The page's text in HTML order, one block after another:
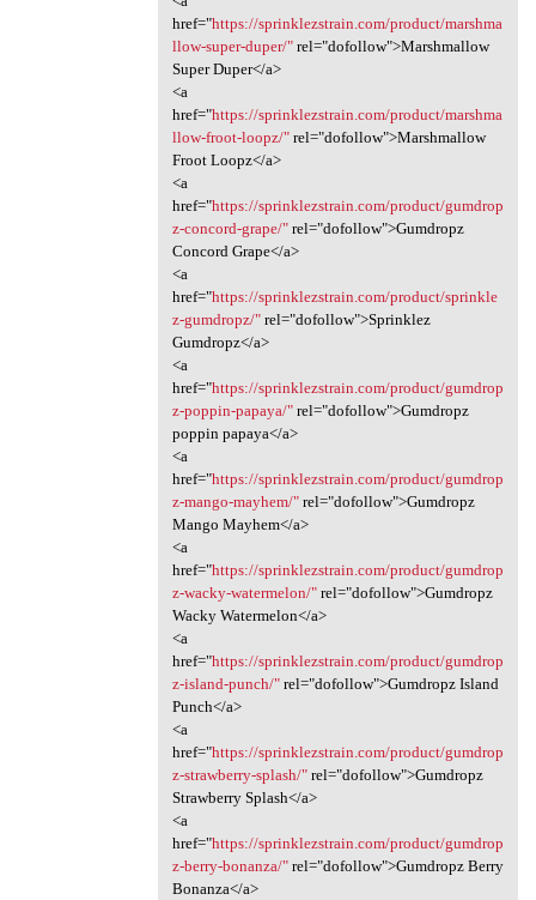
href="https://sprinklezstrain.com/product/marshma
llow-super-duper/"rel="dofollow">Marshmallow
Super Duper</a>
<a
href="https://sprinklezstrain.com/product/marshma
llow-froot-loopz/"rel="dofollow">Marshmallow
Froot Loopz</a>
<a
href="https://sprinklezstrain.com/product/gumdrop
z-concord-grape/"rel="dofollow">Gumdropz
Concord Grape</a>
<a
href="https://sprinklezstrain.com/product/sprinkle
z-gumdropz/"rel="dofollow">Sprinklez
Gumdropz</a>
<a
href="https://sprinklezstrain.com/product/gumdrop
z-poppin-papaya/"rel="dofollow">Gumdropz
poppin papaya</a>
<a
href="https://sprinklezstrain.com/product/gumdrop
z-mango-mayhem/"rel="dofollow">Gumdropz
Mango Mayhem</a>
<a
href="https://sprinklezstrain.com/product/gumdrop
z-wacky-watermelon/"rel="dofollow">Gumdropz
Wacky Watermelon</a>
<a
href="https://sprinklezstrain.com/product/gumdrop
z-island-punch/"rel="dofollow">Gumdropz Island
Punch</a>
<a
href="https://sprinklezstrain.com/product/gumdrop
z-strawberry-splash/"rel="dofollow">Gumdropz
Strawberry Splash</a>
<a
href="https://sprinklezstrain.com/product/gumdrop
z-berry-bonanza/"rel="dofollow">Gumdropz Berry
Bonanza</a>